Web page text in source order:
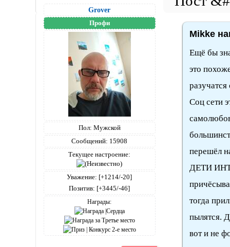
Grover
Профи
Пол: Мужской
Сообщений: 15908
Текущее настроение:
Уважение: [+1214/-20]
Позитив: [+3445/-46]
Награды:
Mikke
Ещё бы
это
Соц сети
перешёл
ДЕТИ
тогда
пылятся.
вот и не